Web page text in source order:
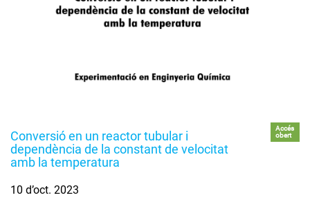
Conversió en un reactor tubular i
dependència de la constant de velocitat
amb la temperatura
Accés
obert
10 d’oct. 2023